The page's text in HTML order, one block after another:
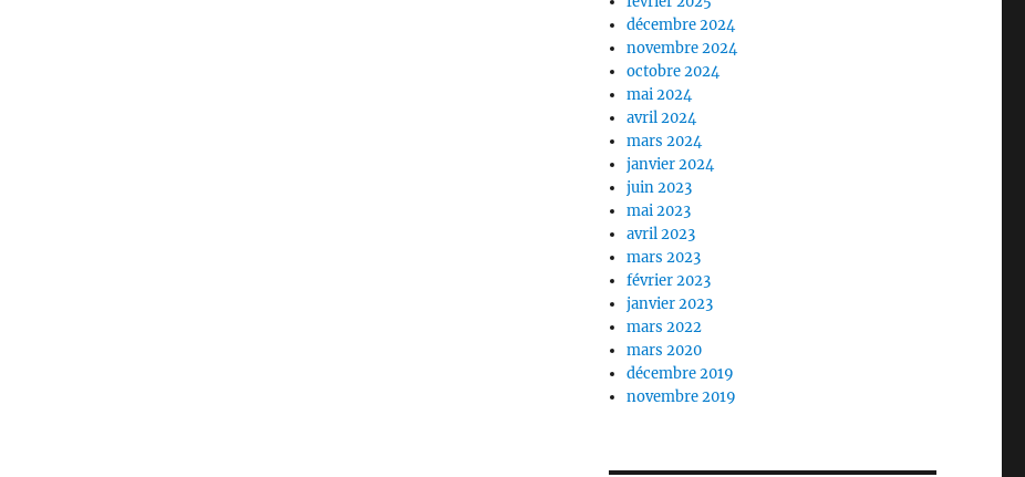
décembre 2024
novembre 2024
octobre 2024
mai 2024
avril 2024
mars 2024
janvier 2024
juin 2023
mai 2023
avril 2023
mars 2023
février 2023
janvier 2023
mars 2022
mars 2020
décembre 2019
novembre 2019